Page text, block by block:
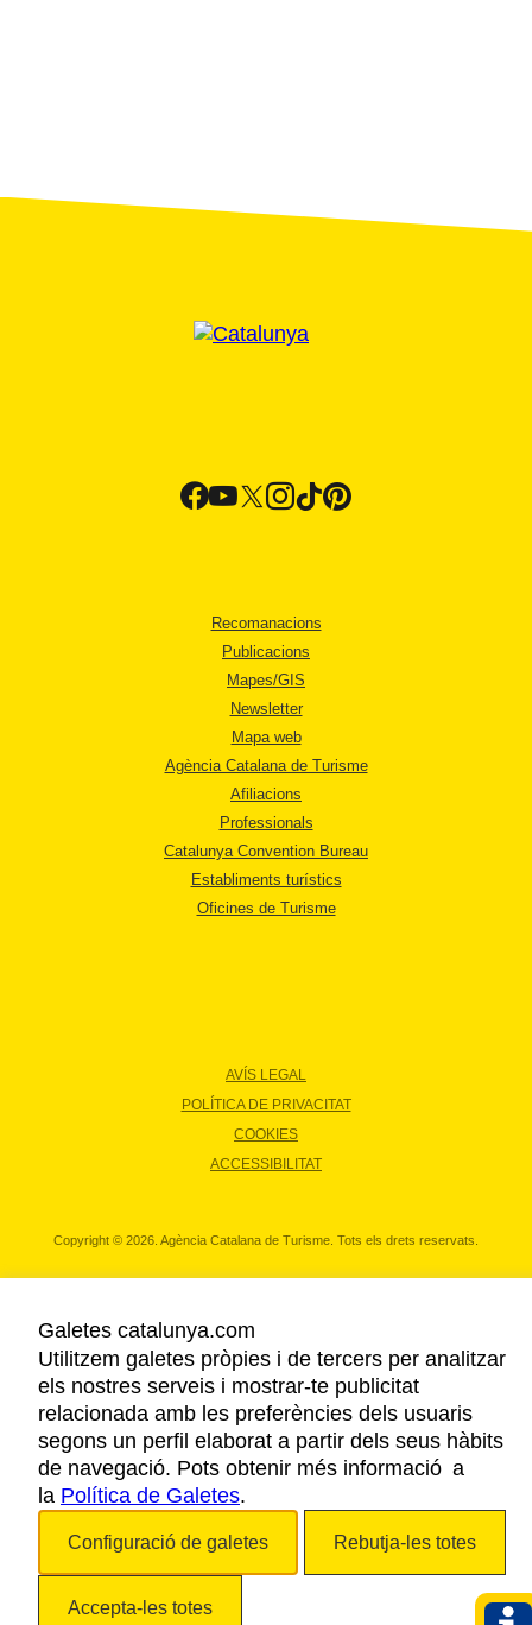
Recomanacions
Publicacions
Mapes/GIS
Newsletter
Mapa web
Agència Catalana de Turisme
Afiliacions
Professionals
Catalunya Convention Bureau
Establiments turístics
Oficines de Turisme
AVÍS LEGAL
POLÍTICA DE PRIVACITAT
COOKIES
ACCESSIBILITAT
Copyright © 2026. Agència Catalana de Turisme. Tots els drets reservats.
Galetes catalunya.com
Utilitzem galetes pròpies i de tercers per analitzar
els nostres serveis i mostrar-te publicitat
relacionada amb les preferències dels usuaris
segons un perfil elaborat a partir dels seus hàbits
de navegació. Pots obtenir més informació a
la Política de Galetes.
Configuració de galetes Rebutja-les totes
Accepta-les totes